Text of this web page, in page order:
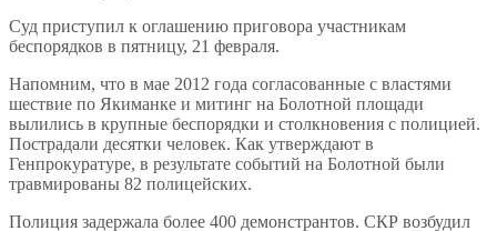
Суд приступил к оглашению приговора участникам
беспорядков в пятницу, 21 февраля.
Напомним, что в мае 2012 года согласованные с властями
шествие по Якиманке и митинг на Болотной площади
вылились в крупные беспорядки и столкновения с полицией.
Пострадали десятки человек. Как утверждают в
Генпрокуратуре, в результате событий на Болотной были
травмированы 82 полицейских.
Полиция задержала более 400 демонстрантов. СКР возбудил